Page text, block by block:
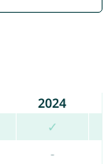
2024
✓
-